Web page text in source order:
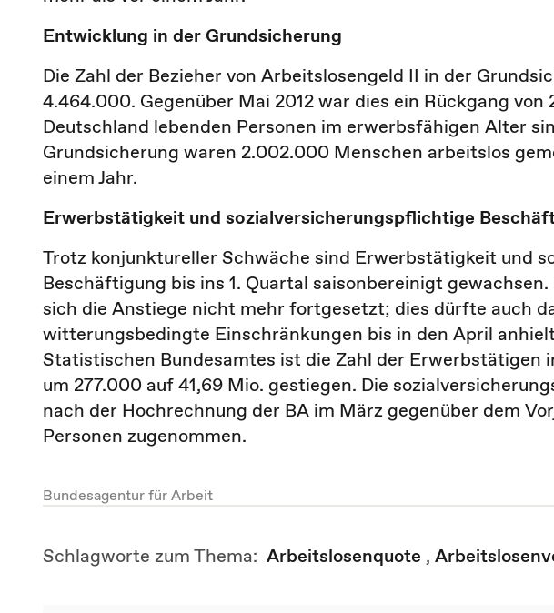
Entwicklung in der Grundsicherung
Die Zahl der Bezieher von Arbeitslosengeld II in der
4.464.000. Gegenüber Mai 2012 war dies ein Rückgang
Deutschland lebenden Personen im erwerbsfähigen Alter
Grundsicherung waren 2.002.000 Menschen arbeitslos
einem Jahr.
Erwerbstätigkeit und sozialversicherungspflichtige
Trotz konjunktureller Schwäche sind Erwerbstätigkeit und
Beschäftigung bis ins 1. Quartal saisonbereinigt
sich die Anstiege nicht mehr fortgesetzt; dies dürfte auch
witterungsbedingte Einschränkungen bis in den April
Statistischen Bundesamtes ist die Zahl der Erwerbstätigen
um 277.000 auf 41,69 Mio. gestiegen. Die
nach der Hochrechnung der BA im März gegenüber dem
Personen zugenommen.
Bundesagentur für Arbeit
Schlagworte zum Thema: Arbeitslosenquote ,